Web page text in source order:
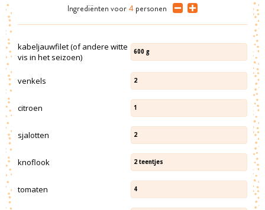
Ingrediënten voor 4 personen
kabeljauwfilet (of andere witte
vis in het seizoen)
600 g
venkels 2
citroen 1
sjalotten 2
knoflook 2 teentjes
tomaten 4